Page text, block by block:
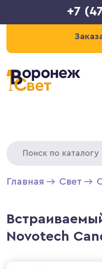
+7
Главная Свет
Novotech